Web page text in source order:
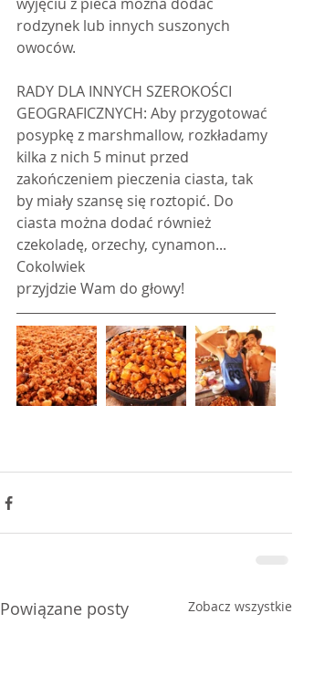
rodzynek lub innych suszonych
owoców.
RADY DLA INNYCH SZEROKOŚCI
GEOGRAFICZNYCH: Aby przygotować
posypkę z marshmallow, rozkładamy
kilka z nich 5 minut przed
zakończeniem pieczenia ciasta, tak
by miały szansę się roztopić. Do
ciasta można dodać również
czekoladę, orzechy, cynamon...
Cokolwiek
przyjdzie Wam do głowy!
Powiązane posty Zobacz wszystkie